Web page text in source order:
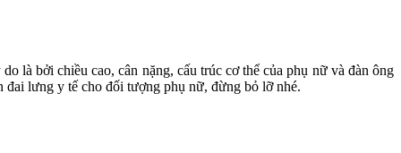
là bởi chiều cao, cân nặng, cấu trúc cơ thể của phụ nữ và đàn ông
lưng y tế cho đối tượng phụ nữ, đừng bỏ lỡ nhé.